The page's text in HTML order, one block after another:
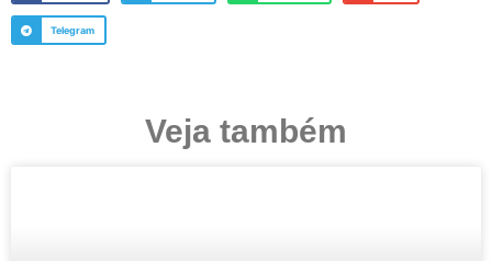
Telegram
Veja também